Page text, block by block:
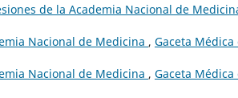
de la Academia Nacional de
Nacional de Medicina , Gaceta Médica
Nacional de Medicina , Gaceta Médica